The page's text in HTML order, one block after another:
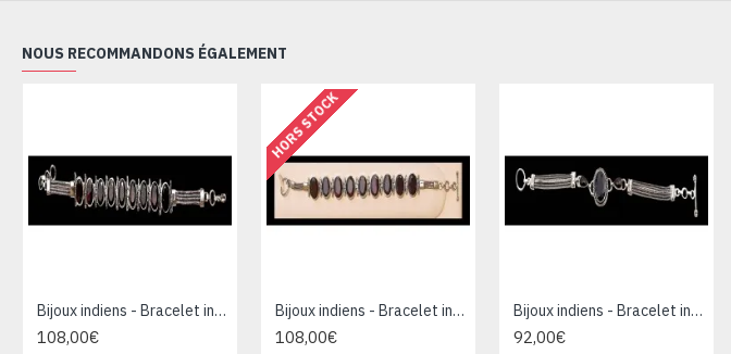
NOUS RECOMMANDONS ÉGALEMENT
Bijoux indiens - Bracelet indien - Grenat
108,00€
HORS STOCK
Bijoux indiens - Bracelet indien - Grenat
108,00€
Bijoux indiens - Bracelet indien - Grenat
92,00€